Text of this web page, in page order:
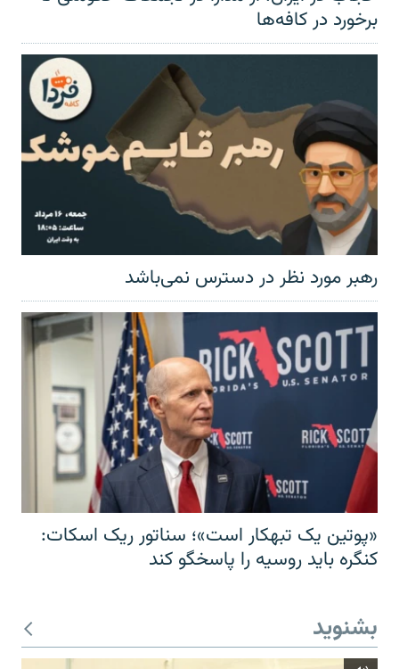
برخورد در کافه‌ها
رهبر مورد نظر در دسترس نمی‌باشد
«پوتین یک تبهکار است»؛ سناتور ریک اسکات:
کنگره باید روسیه را پاسخگو کند
بشنوید